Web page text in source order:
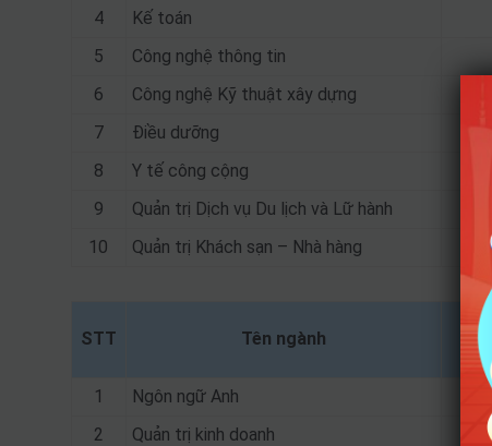
4
Kế toán
5
Công nghệ thông tin
6
Công nghệ Kỹ thuật xây dựng
7
Điều dưỡng
8
Y tế công cộng
9
Quản trị Dịch vụ Du lịch và Lữ hành
10
Quản trị Khách sạn – Nhà hàng
STT Tên ngành
1
Ngôn ngữ Anh
2
Quản trị kinh doanh